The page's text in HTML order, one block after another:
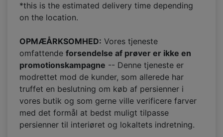
*this is the estimated delivery time depending
on the location.
OPMÆÅRKSOMHED: Vores tjeneste
omfattende forsendelse af prøver er ikke en
promotionskampagne -- Denne tjeneste er
modrettet mod de kunder, som allerede har
truffet en beslutning om køb af persienner i
vores butik og som gerne ville verificere farver
med det formål at bedst muligt tilpasse
persienner til interiøret og lokaltets indretning.